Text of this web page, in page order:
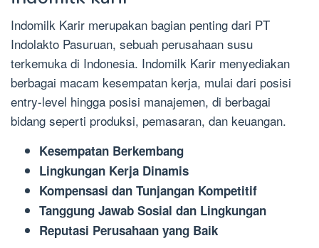
Indomilk Karir merupakan bagian penting dari PT
Indolakto Pasuruan, sebuah perusahaan susu
terkemuka di Indonesia. Indomilk Karir menyediakan
berbagai macam kesempatan kerja, mulai dari posisi
entry-level hingga posisi manajemen, di berbagai
bidang seperti produksi, pemasaran, dan keuangan.
Kesempatan Berkembang
Lingkungan Kerja Dinamis
Kompensasi dan Tunjangan Kompetitif
Tanggung Jawab Sosial dan Lingkungan
Reputasi Perusahaan yang Baik